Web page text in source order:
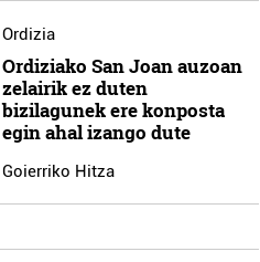
Ordizia
Ordiziako San Joan auzoan
zelairik ez duten
bizilagunek ere konposta
egin ahal izango dute
Goierriko Hitza